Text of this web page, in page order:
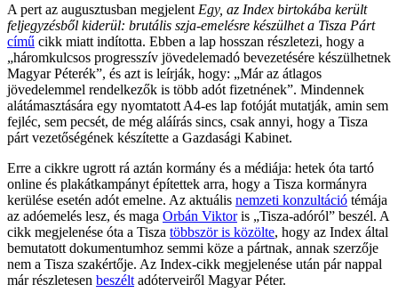
A pert az augusztusban megjelent Egy, az Index birtokába került
feljegyzésből kiderül: brutális szja-emelésre készülhet a Tisza Párt
című cikk miatt indította. Ebben a lap hosszan részletezi, hogy a
„háromkulcsos progresszív jövedelemadó bevezetésére készülhetnek
Magyar Péterék”, és azt is leírják, hogy: „Már az átlagos
jövedelemmel rendelkezők is több adót fizetnének”. Mindennek
alátámasztására egy nyomtatott A4-es lap fotóját mutatják, amin sem
fejléc, sem pecsét, de még aláírás sincs, csak annyi, hogy a Tisza
párt vezetőségének készítette a Gazdasági Kabinet.
Erre a cikkre ugrott rá aztán kormány és a médiája: hetek óta tartó
online és plakátkampányt építettek arra, hogy a Tisza kormányra
kerülése esetén adót emelne. Az aktuális nemzeti konzultáció témája
az adóemelés lesz, és maga Orbán Viktoris „Tisza-adóról” beszél. A
cikk megjelenése óta a Tisza többször is közölte, hogy az Index által
bemutatott dokumentumhoz semmi köze a pártnak, annak szerzője
nem a Tisza szakértője. Az Index-cikk megjelenése után pár nappal
már részletesen beszélt adóterveiről Magyar Péter.